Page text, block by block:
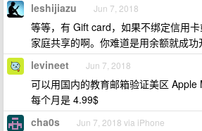
leshijiazu Jun 7, 2018
等等，有 Gift card，如果不绑定信用
家庭共享的啊。你难道是用余额就成
levineet Jun 7, 2018
可以用国内的教育邮箱验证美区
每个月是 4.99$
cha0s Jun 7, 2018 via iPhone